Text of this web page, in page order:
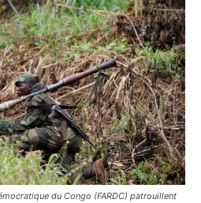
du Congo (FARDC) patrouillent